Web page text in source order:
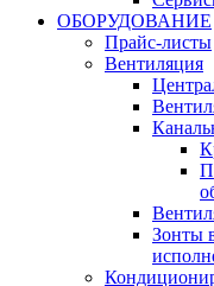
ОБОРУДОВАНИЕ
Прайс-листы
Вентиляция
Зонты